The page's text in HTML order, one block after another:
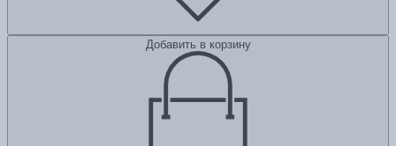
Добавить в корзину